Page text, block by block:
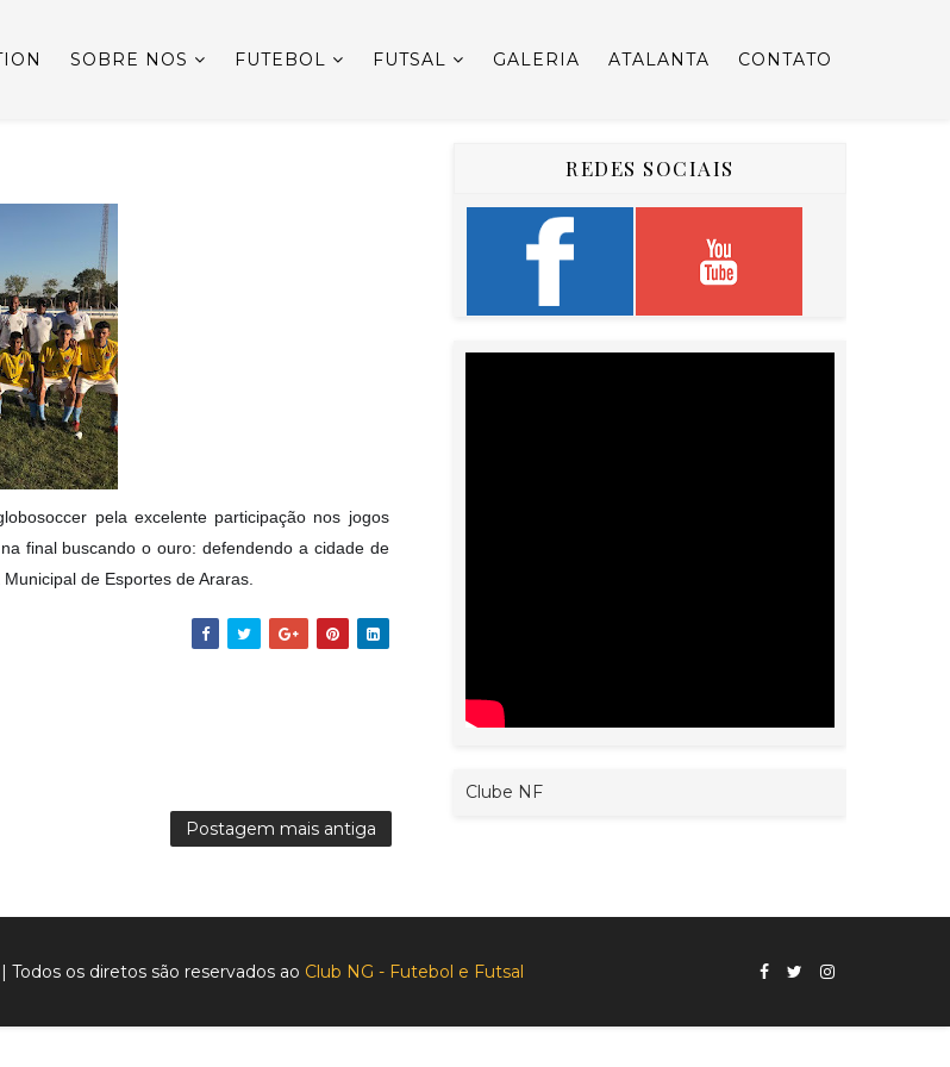
SOBRE NOS FUTEBOL FUTSAL GALERIA ATALANTA CONTATO
pela excelente participação nos jogos
final buscando o ouro: defendendo a cidade de
de Esportes de Araras.
Postagem mais antiga
REDES SOCIAIS
Clube NF
Todos os diretos são reservados ao Club NG - Futebol e Futsal